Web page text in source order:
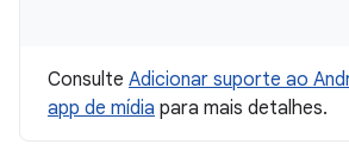
Consulte Adicionar suporte ao
app de mídia para mais detalhes.